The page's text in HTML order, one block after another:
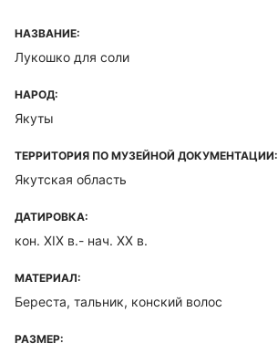
НАЗВАНИЕ:
Лукошко для соли
НАРОД:
Якуты
ТЕРРИТОРИЯ ПО МУЗЕЙНОЙ ДОКУМЕНТАЦИИ:
Якутская область
ДАТИРОВКА:
кон. XIX в.- нач. ХХ в.
МАТЕРИАЛ:
Береста, тальник, конский волос
РАЗМЕР: